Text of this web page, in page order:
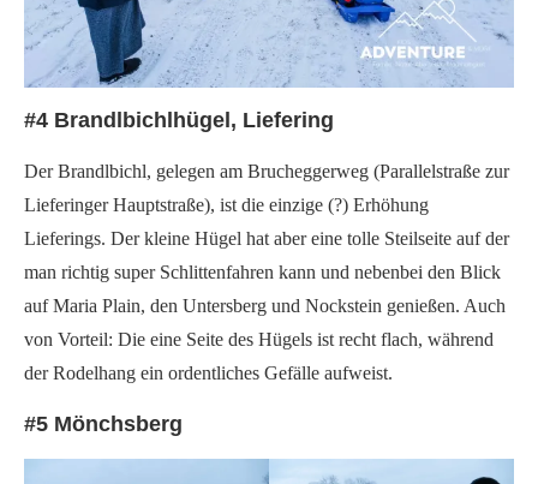
#4 Brandlbichlhügel, Liefering
Der Brandlbichl, gelegen am Brucheggerweg (Parallelstraße zur
Lieferinger Hauptstraße), ist die einzige (?) Erhöhung
Lieferings. Der kleine Hügel hat aber eine tolle Steilseite auf der
man richtig super Schlittenfahren kann und nebenbei den Blick
auf Maria Plain, den Untersberg und Nockstein genießen. Auch
von Vorteil: Die eine Seite des Hügels ist recht flach, während
der Rodelhang ein ordentliches Gefälle aufweist.
#5 Mönchsberg